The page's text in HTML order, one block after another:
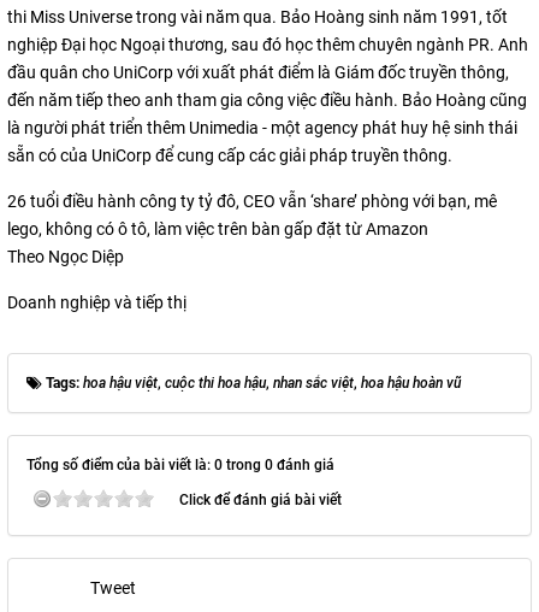
thi Miss Universe trong vài năm qua. Bảo Hoàng sinh năm 1991, tốt
nghiệp Đại học Ngoại thương, sau đó học thêm chuyên ngành PR. Anh
đầu quân cho UniCorp với xuất phát điểm là Giám đốc truyền thông,
đến năm tiếp theo anh tham gia công việc điều hành. Bảo Hoàng cũng
là người phát triển thêm Unimedia - một agency phát huy hệ sinh thái
sẵn có của UniCorp để cung cấp các giải pháp truyền thông.
26 tuổi điều hành công ty tỷ đô, CEO vẫn ‘share’ phòng với bạn, mê
lego, không có ô tô, làm việc trên bàn gấp đặt từ Amazon
Theo Ngọc Diệp
Doanh nghiệp và tiếp thị
Tags: hoa hậu việt, cuộc thi hoa hậu, nhan sắc việt, hoa hậu hoàn vũ
Tổng số điểm của bài viết là: 0 trong 0 đánh giá
Click để đánh giá bài viết
Tweet